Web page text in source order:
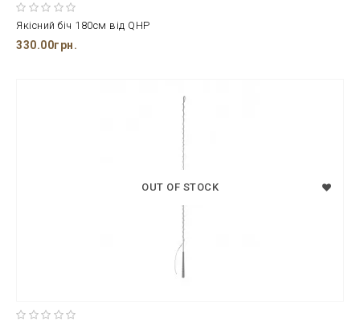
Якісний біч 180см від QHP
330.00грн.
OUT OF STOCK